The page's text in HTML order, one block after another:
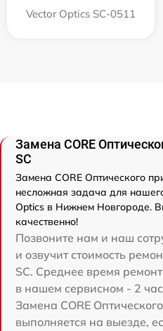
Vector Optics SC-0511
Замена CORE
SC
Замена CORE Оптического
несложная задача для
Optics в Нижнем Новгороде.
качественно!
Позвоните нам и наш
и озвучит стоимость
SC. Среднее время
в нашем сервисном - 2
Замена CORE
выполняется на выезде,